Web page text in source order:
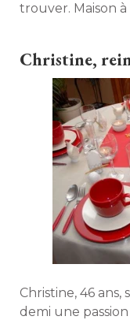
trouver. Maison
Christine,
Christine, 46
demi une